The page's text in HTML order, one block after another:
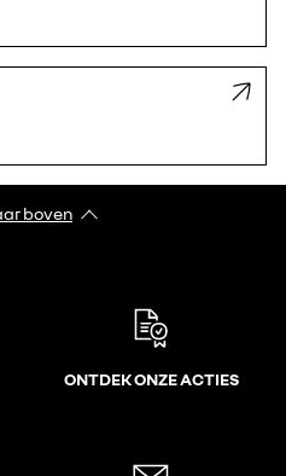
boven
ONTDEK ONZE ACTIES